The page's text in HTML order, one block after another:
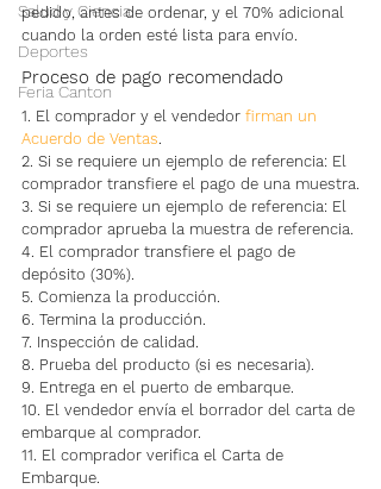
Salud y Ciencia
Deportes
Feria Canton
pedido, antes de ordenar, y el 70% adicional
cuando la orden esté lista para envío.
Proceso de pago recomendado
1. El comprador y el vendedor firman un
Acuerdo de Ventas.
2. Si se requiere un ejemplo de referencia: El
comprador transfiere el pago de una muestra.
3. Si se requiere un ejemplo de referencia: El
comprador aprueba la muestra de referencia.
4. El comprador transfiere el pago de
depósito (30%).
5. Comienza la producción.
6. Termina la producción.
7. Inspección de calidad.
8. Prueba del producto (si es necesaria).
9. Entrega en el puerto de embarque.
10. El vendedor envía el borrador del carta de
embarque al comprador.
11. El comprador verifica el Carta de
Embarque.